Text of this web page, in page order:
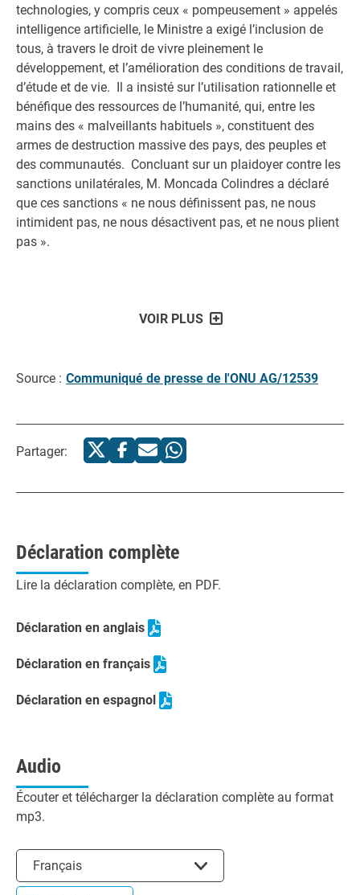
technologies, y compris ceux « pompeusement » appelés
intelligence artificielle, le Ministre a exigé l’inclusion de
tous, à travers le droit de vivre pleinement le
développement, et l’amélioration des conditions de travail,
d’étude et de vie. Il a insisté sur l’utilisation rationnelle et
bénéfique des ressources de l’humanité, qui, entre les
mains des « malveillants habituels », constituent des
armes de destruction massive des pays, des peuples et
des communautés. Concluant sur un plaidoyer contre les
sanctions unilatérales, M. Moncada Colindres a déclaré
que ces sanctions « ne nous définissent pas, ne nous
intimident pas, ne nous désactivent pas, et ne nous plient
pas ».
VOIR PLUS
Source : Communiqué de presse de l'ONU AG/12539
Partager:
Déclaration complète
Lire la déclaration complète, en PDF.
Déclaration en anglais
Déclaration en français
Déclaration en espagnol
Audio
Écouter et télécharger la déclaration complète au format
mp3.
Français